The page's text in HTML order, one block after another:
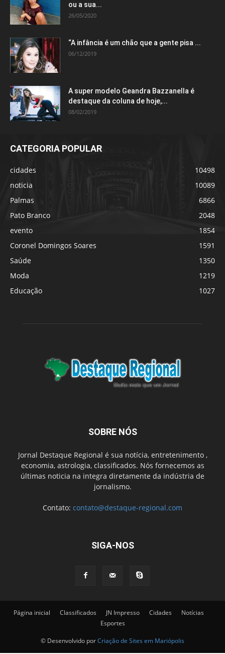
ou a sua...
26/05/2020
“A infância é um chão que a gente pisa ...
06/12/2019
A super modelo Geandra Bazzanella é
destaque da coluna de hoje,...
08/02/2019
CATEGORIA POPULAR
cidades
10498
noticia
10089
Palmas
6866
Pato Branco
2048
evento
1854
Coronel Domingos Soares
1591
Saúde
1350
Moda
1219
Educação
1027
SOBRE NÓS
Jornal Destaque Regional é sua notícia, entretenimento ,
economia, astrologia, classificados. Nós fornecemos as
últimas noticia na integra diretamente da indústria de
jornalismo.
Contato: contato@destaque-regional.com
SIGA-NOS
Página inicial Classificados JN Impresso Cidades
Notícias
Esportes
© Desenvolvido porCriação de Sites em Mariópolis